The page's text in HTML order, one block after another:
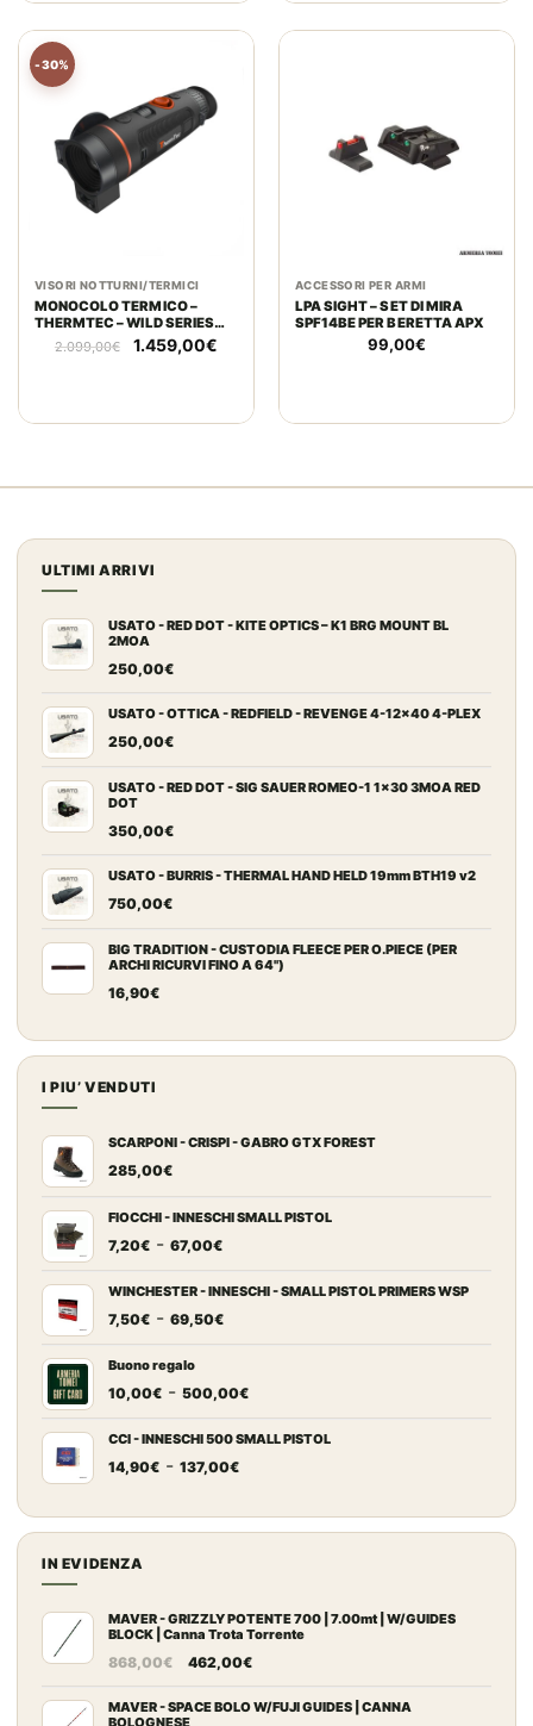
-30%
VISORI NOTTURNI/TERMICI
MONOCOLO TERMICO –
THERMTEC – WILD SERIES
335L2.099,00€
Il
prezzo
1.459,00€
1.459,00€.
ACCESSORI PER ARMI
LPA SIGHT – SET DI MIRA
SPF14BE PER BERETTA APX
99,00€
ULTIMI ARRIVI
USATO - RED DOT - KITE OPTICS – K1 BRG MOUNT BL
2MOA
250,00€
USATO - OTTICA - REDFIELD - REVENGE 4-12x40 4-PLEX
250,00€
USATO - RED DOT - SIG SAUER ROMEO-1 1x30 3MOA RED
DOT
350,00€
USATO - BURRIS - THERMAL HAND HELD 19mm BTH19 v2
750,00€
BIG TRADITION - CUSTODIA FLEECE PER O.PIECE (PER
ARCHI RICURVI FINO A 64")
16,90€
I PIU’ VENDUTI
SCARPONI - CRISPI - GABRO GTX FOREST
285,00€
FIOCCHI - INNESCHI SMALL PISTOL
7,20€ - 67,00€Fascia
prezzo:
da
67,00€
WINCHESTER - INNESCHI - SMALL PISTOL PRIMERS WSP
7,50€ - 69,50€Fascia
da
a
69,50€
Buono regalo
10,00€ - 500,00€Fascia
prezzo:
a
500,00€
CCI - INNESCHI 500 SMALL PISTOL
14,90€ - 137,00€Fascia
prezzo:
da
137,00€
IN EVIDENZA
MAVER - GRIZZLY POTENTE 700 | 7.00mt | W/GUIDES
BLOCK | Canna Trota Torrente
868,00€
Il
originale
462,00€Il
attuale
MAVER - SPACE BOLO W/FUJI GUIDES | CANNA
BOLOGNESE